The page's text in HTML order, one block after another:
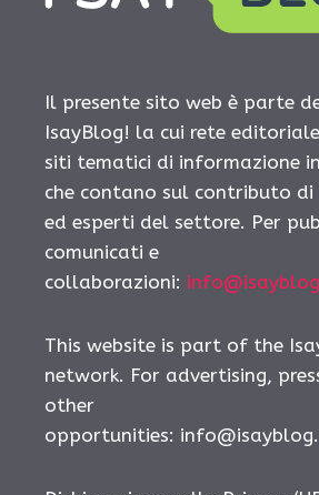
Il presente sito web è parte
IsayBlog! la cui rete
siti tematici di informazione
che contano sul contributo
ed esperti del settore. Per
comunicati e
collaborazioni:
This website is part of the
network. For advertising,
other
opportunities: